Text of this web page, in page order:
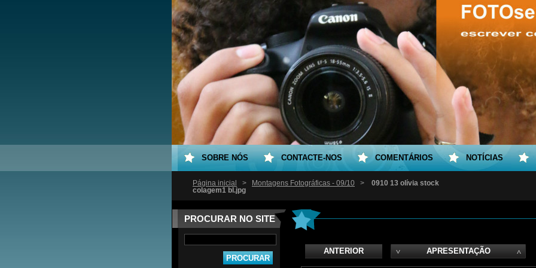
Página inicial > Montagens Fotográficas - 09/10 >
0910 13 olívia stock
colagem1 bl.jpg
PROCURAR NO SITE
ANTERIOR APRESENTAÇÃO
SOBRE NÓS CONTACTE-NOS COMENTÁRIOS NOTÍCIAS